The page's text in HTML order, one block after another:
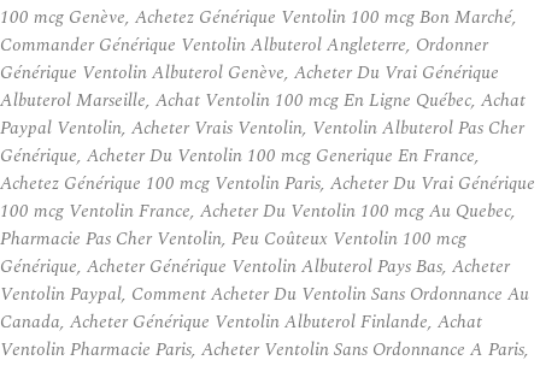
100 mcg Genève, Achetez Générique Ventolin 100 mcg Bon Marché,
Commander Générique Ventolin Albuterol Angleterre, Ordonner
Générique Ventolin Albuterol Genève, Acheter Du Vrai Générique
Albuterol Marseille, Achat Ventolin 100 mcg En Ligne Québec, Achat
Paypal Ventolin, Acheter Vrais Ventolin, Ventolin Albuterol Pas Cher
Générique, Acheter Du Ventolin 100 mcg Generique En France,
Achetez Générique 100 mcg Ventolin Paris, Acheter Du Vrai Générique
100 mcg Ventolin France, Acheter Du Ventolin 100 mcg Au Quebec,
Pharmacie Pas Cher Ventolin, Peu Coûteux Ventolin 100 mcg
Générique, Acheter Générique Ventolin Albuterol Pays Bas, Acheter
Ventolin Paypal, Comment Acheter Du Ventolin Sans Ordonnance Au
Canada, Acheter Générique Ventolin Albuterol Finlande, Achat
Ventolin Pharmacie Paris, Acheter Ventolin Sans Ordonnance A Paris,